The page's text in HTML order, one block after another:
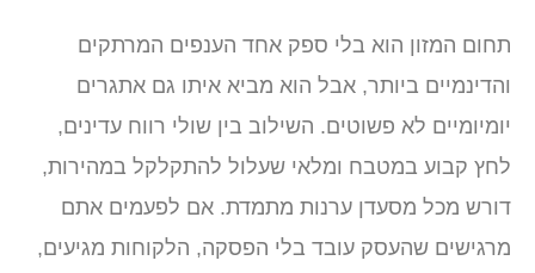
תחום המזון הוא בלי ספק אחד הענפים המרתקים
והדינמיים ביותר, אבל הוא מביא איתו גם אתגרים
יומיומיים לא פשוטים. השילוב בין שולי רווח עדינים,
לחץ קבוע במטבח ומלאי שעלול להתקלקל במהירות,
דורש מכל מסעדן ערנות מתמדת. אם לפעמים אתם
מרגישים שהעסק עובד בלי הפסקה, הלקוחות מגיעים,